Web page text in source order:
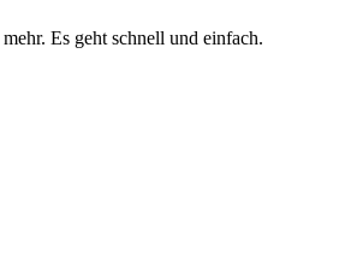
Es geht schnell und einfach.